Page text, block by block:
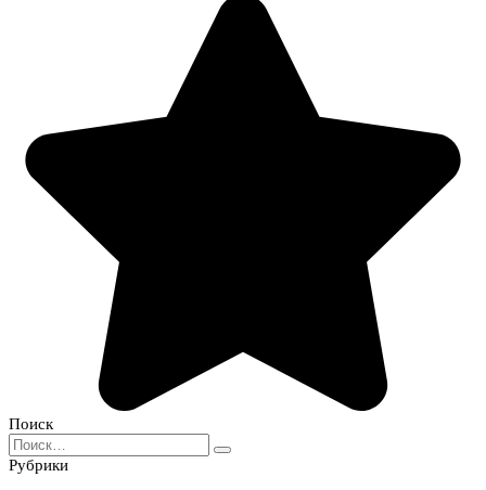
Поиск
Search
for:
Рубрики